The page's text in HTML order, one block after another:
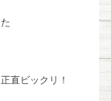
直ビックリ！